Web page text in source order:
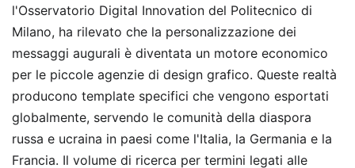
l'Osservatorio Digital Innovation del Politecnico di
Milano, ha rilevato che la personalizzazione dei
messaggi augurali è diventata un motore economico
per le piccole agenzie di design grafico. Queste realtà
producono template specifici che vengono esportati
globalmente, servendo le comunità della diaspora
russa e ucraina in paesi come l'Italia, la Germania e la
Francia. Il volume di ricerca per termini legati alle